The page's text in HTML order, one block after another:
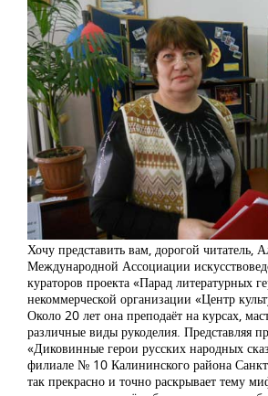
Хочу представить вам, дорогой читатель,
Международной Ассоциации
кураторов проекта «Парад литературных
некоммерческой организации «Центр
Около 20 лет она преподаёт на курсах,
различные виды рукоделия. Представляя
«Диковинные герои русских народных
филиале № 10 Калининского района
так прекрасно и точно раскрывает тему